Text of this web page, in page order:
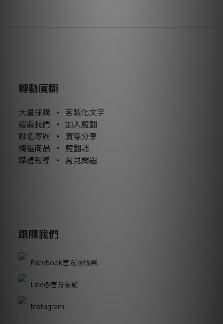
轉動魔翻
大量採購 •
客製化文字
認識我們 •
加入魔翻
聯名專區 •
實穿分享
精選商品 • 魔翻誌
媒體報導
• 常見問題
跟隨我們
Facebook官方粉絲團
Line@官方帳號
Instagram